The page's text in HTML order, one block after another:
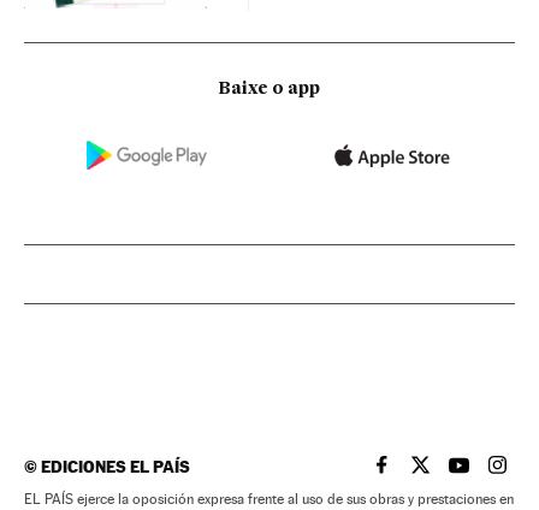
Baixe o app
©EDICIONES EL PAÍS EL PAÍS BRASIL EN
EL PAÍSEL PAÍS
EL
EL PAÍS ejerce la oposición expresa frente al uso de sus obras y prestaciones en